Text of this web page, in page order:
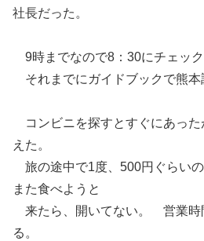
社長だった。
9時までなので8：30にチェック
それまでにガイドブックで熊本
コンビニを探すとすぐにあった
えた。
旅の途中で1度、500円ぐらいの
また食べようと
来たら、開いてない。 営業時
る。